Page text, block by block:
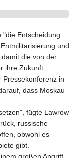
"die Entscheidung
und
die von der
ihre Zukunft
Pressekonferenz in
dass Moskau
fügte Lawrow
russische
obwohl es
gibt.